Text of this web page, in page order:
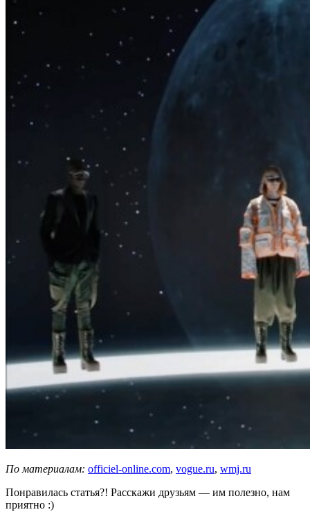
По материалам: officiel-online.com, vogue.ru, wmj.ru
Понравилась статья?! Расскажи друзьям — им полезно, нам
приятно :)